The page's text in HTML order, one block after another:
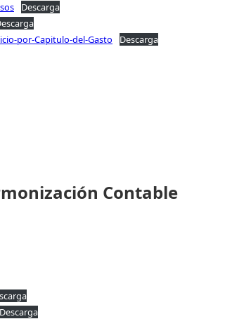
Descarga
por-Capitulo-del-Gasto
Descarga
Contable
Descarga